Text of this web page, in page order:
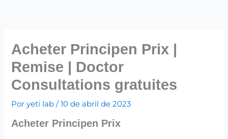
conteúdo
Acheter Principen Prix |
Remise | Doctor
Consultations gratuites
Poryeti lab/10 de abril de 2023
Acheter Principen Prix